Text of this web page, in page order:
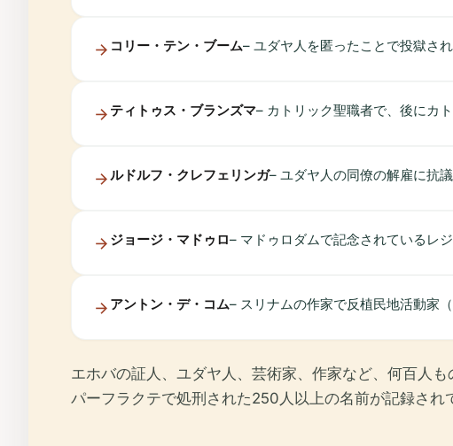
コリー・テン・ブーム– ユダヤ人を匿ったことで投獄さ
ティトゥス・ブランズマ– カトリック聖職者で、後にカ
ルドルフ・クレフェリンガ– ユダヤ人の同僚の解雇に抗
ジョージ・マドゥロ– マドゥロダムで記念されているレ
アントン・デ・コム– スリナムの作家で反植民地活動家（
エホバの証人、ユダヤ人、芸術家、作家など、何百人
パーフラクテで処刑された250人以上の名前が記録され